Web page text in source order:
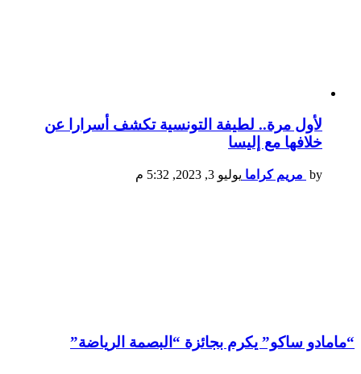
لأول مرة.. لطيفة التونسية تكشف أسرارا عن
خلافها مع إليسا
by مريم كراما يوليو 3, 2023, 5:32 م
“مامادو ساكو” يكرم بجائزة “البصمة الرياضة”